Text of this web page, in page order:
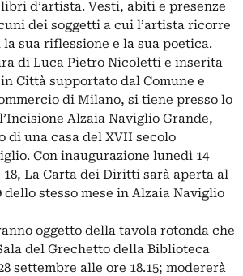
d’artista. Vesti, abiti e presenze
dei soggetti a cui l’artista ricorre
sua riflessione e la sua poetica.
di Luca Pietro Nicoletti e inserita
Città supportato dal Comune e
di Milano, si tiene presso lo
Alzaia Naviglio Grande,
di una casa del XVII secolo
Con inaugurazione lunedì 14
La Carta dei Diritti sarà aperta al
stesso mese in Alzaia Naviglio
oggetto della tavola rotonda che
del Grechetto della Biblioteca
settembre alle ore 18.15; modererà